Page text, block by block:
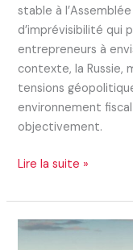
stable à
d’imprévisibilité qui
entrepreneurs à
contexte, la Russie,
tensions
environnement
objectivement.
Lire la suite »
S’installer